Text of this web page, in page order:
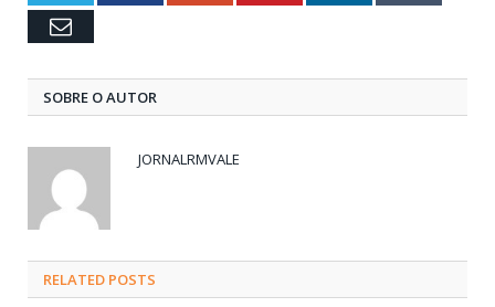
Email
SOBRE O AUTOR
JORNALRMVALE
RELATED POSTS